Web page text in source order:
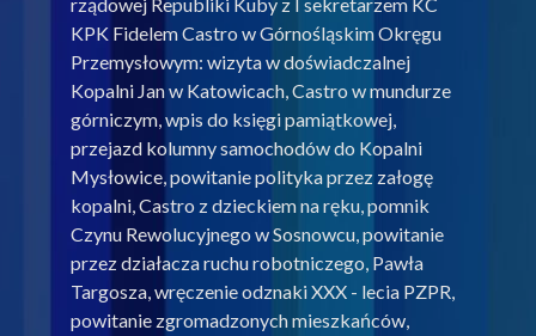
KPK Fidelem Castro w Górnośląskim Okręgu
Przemysłowym: wizyta w doświadczalnej
Kopalni Jan w Katowicach, Castro w mundurze
górniczym, wpis do księgi pamiątkowej,
przejazd kolumny samochodów do Kopalni
Mysłowice, powitanie polityka przez załogę
kopalni, Castro z dzieckiem na ręku, pomnik
Czynu Rewolucyjnego w Sosnowcu, powitanie
przez działacza ruchu robotniczego, Pawła
Targosza, wręczenie odznaki XXX - lecia PZPR,
powitanie zgromadzonych mieszkańców,